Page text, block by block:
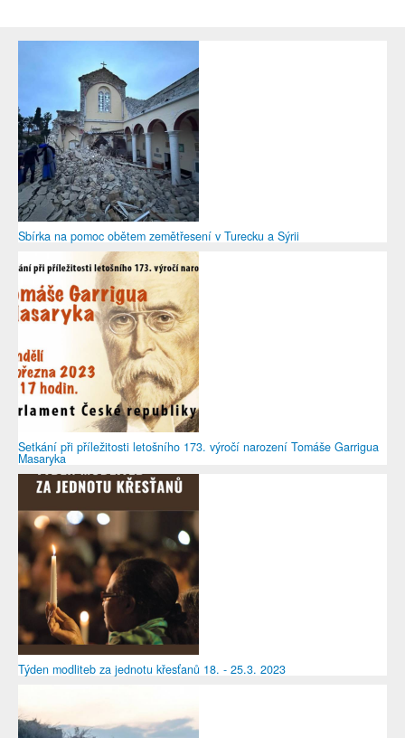
Sbírka na pomoc obětem zemětřesení v Turecku a Sýrii
Setkání při příležitosti letošního 173. výročí narození Tomáše Garrigua
Masaryka
Týden modliteb za jednotu křesťanů 18. - 25.3. 2023